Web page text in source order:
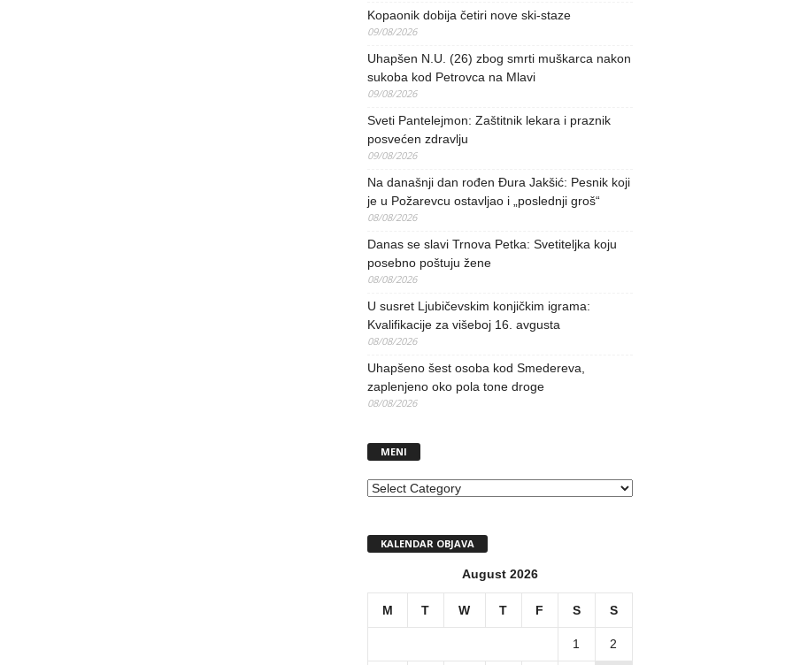
Kopaonik dobija četiri nove ski-staze
09/08/2026
Uhapšen N.U. (26) zbog smrti muškarca nakon
sukoba kod Petrovca na Mlavi
09/08/2026
Sveti Pantelejmon: Zaštitnik lekara i praznik
posvećen zdravlju
09/08/2026
Na današnji dan rođen Đura Jakšić: Pesnik koji
je u Požarevcu ostavljao i „poslednji groš“
08/08/2026
Danas se slavi Trnova Petka: Svetiteljka koju
posebno poštuju žene
08/08/2026
U susret Ljubičevskim konjičkim igrama:
Kvalifikacije za višeboj 16. avgusta
08/08/2026
Uhapšeno šest osoba kod Smedereva,
zaplenjeno oko pola tone droge
08/08/2026
MENI
MENI
KALENDAR OBJAVA
August 2026
M T W T F S S
1 2